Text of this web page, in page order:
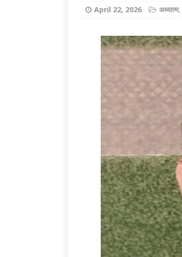
April 22, 2026 अध्यात्म,